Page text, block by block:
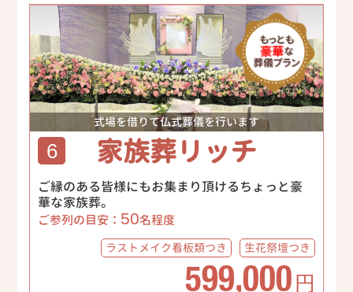
式場を借りて仏式葬儀を行います
6 家族葬リッチ
ご縁のある皆様にもお集まり頂けるちょっと豪
華な家族葬。
ご参列の目安： 50名程度
ラストメイク看板類つき 生花祭壇つき
599,000 円